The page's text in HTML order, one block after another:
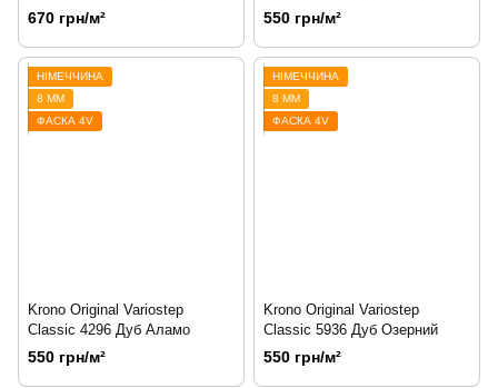
670 грн/м² 550 грн/м²
НІМЕЧЧИНА
8 ММ
ФАСКА 4V
Krono Original Variostep
Classic 4296 Дуб Аламо
550 грн/м²
НІМЕЧЧИНА
8 ММ
ФАСКА 4V
Krono Original Variostep
Classic 5936 Дуб Озерний
550 грн/м²